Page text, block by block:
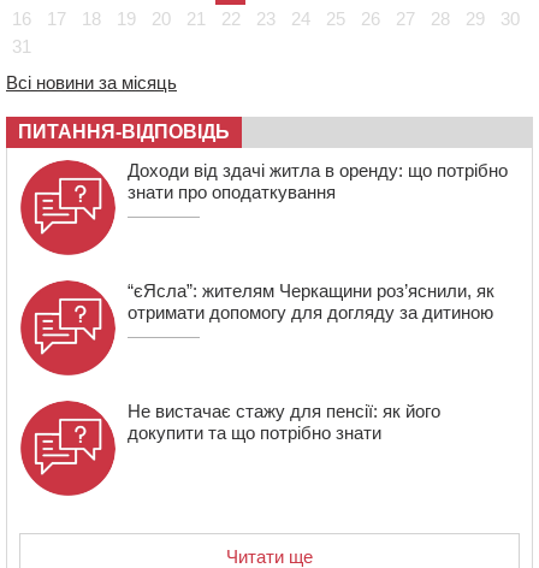
08:22
“На щиті” у Чорнобаївську громаду повертається
полеглий біля Кліщіївки воїн
сплатили на Черкащині
06 СЕРПНЯ 2026, ЧЕТВЕР
21:13 Вісім медалей, з яких чотири золоті: черкаські
спортсмени тріумфували на чемпіонаті України
16
17 18 19 20 21 22 23 24 25 26 27 28 29
30
31
Всі новини за місяць
ПИТАННЯ-ВІДПОВІДЬ
Доходи від здачі житла в оренду: що потрібно
знати про оподаткування
“єЯсла”: жителям Черкащини роз’яснили, як
отримати допомогу для догляду за дитиною
Не вистачає стажу для пенсії: як його
докупити та що потрібно знати
Читати ще